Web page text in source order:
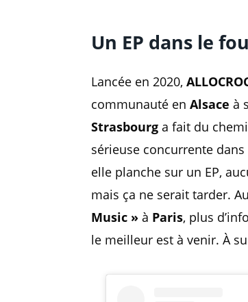
Un EP dans le
Lancée en 2020,
communauté en Alsace à
Strasbourg a fait du
sérieuse concurrente
elle planche sur un EP,
mais ça ne serait tarder.
Music » à Paris, plus
le meilleur est à venir. À